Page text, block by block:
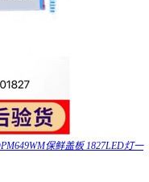
保鲜盖板 1827LED灯一